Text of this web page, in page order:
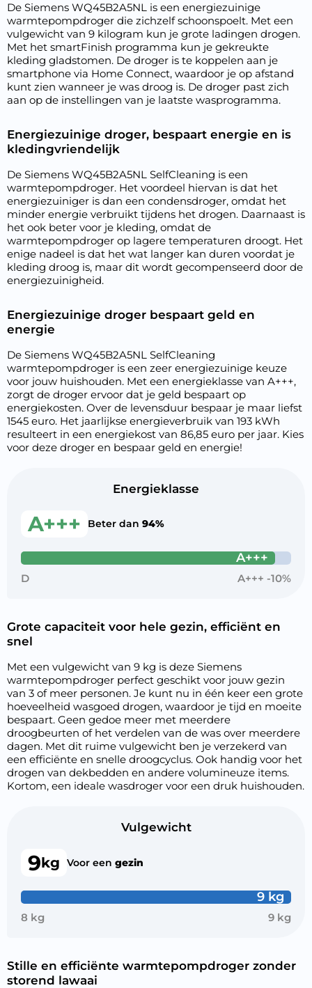
De Siemens WQ45B2A5NL is een energiezuinige
warmtepompdroger die zichzelf schoonspoelt. Met een
vulgewicht van 9 kilogram kun je grote ladingen drogen.
Met het smartFinish programma kun je gekreukte
kleding gladstomen. De droger is te koppelen aan je
smartphone via Home Connect, waardoor je op afstand
kunt zien wanneer je was droog is. De droger past zich
aan op de instellingen van je laatste wasprogramma.
Energiezuinige droger, bespaart energie en is
kledingvriendelijk
De Siemens WQ45B2A5NL SelfCleaning is een
warmtepompdroger. Het voordeel hiervan is dat het
energiezuiniger is dan een condensdroger, omdat het
minder energie verbruikt tijdens het drogen. Daarnaast is
het ook beter voor je kleding, omdat de
warmtepompdroger op lagere temperaturen droogt. Het
enige nadeel is dat het wat langer kan duren voordat je
kleding droog is, maar dit wordt gecompenseerd door de
energiezuinigheid.
Energiezuinige droger bespaart geld en
energie
De Siemens WQ45B2A5NL SelfCleaning
warmtepompdroger is een zeer energiezuinige keuze
voor jouw huishouden. Met een energieklasse van A+++,
zorgt de droger ervoor dat je geld bespaart op
energiekosten. Over de levensduur bespaar je maar liefst
1545 euro. Het jaarlijkse energieverbruik van 193 kWh
resulteert in een energiekost van 86,85 euro per jaar. Kies
voor deze droger en bespaar geld en energie!
Energieklasse
A+++ Beter dan 94%
A+++
D A+++ -10%
Grote capaciteit voor hele gezin, efficiënt en
snel
Met een vulgewicht van 9 kg is deze Siemens
warmtepompdroger perfect geschikt voor jouw gezin
van 3 of meer personen. Je kunt nu in één keer een grote
hoeveelheid wasgoed drogen, waardoor je tijd en moeite
bespaart. Geen gedoe meer met meerdere
droogbeurten of het verdelen van de was over meerdere
dagen. Met dit ruime vulgewicht ben je verzekerd van
een efficiënte en snelle droogcyclus. Ook handig voor het
drogen van dekbedden en andere volumineuze items.
Kortom, een ideale wasdroger voor een druk huishouden.
Vulgewicht
9kg Voor een gezin
9 kg
8 kg 9 kg
Stille en efficiënte warmtepompdroger zonder
storend lawaai